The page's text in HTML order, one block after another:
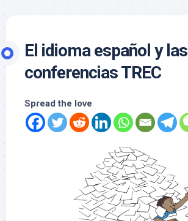
El idioma español y las
conferencias TREC
Spread the love